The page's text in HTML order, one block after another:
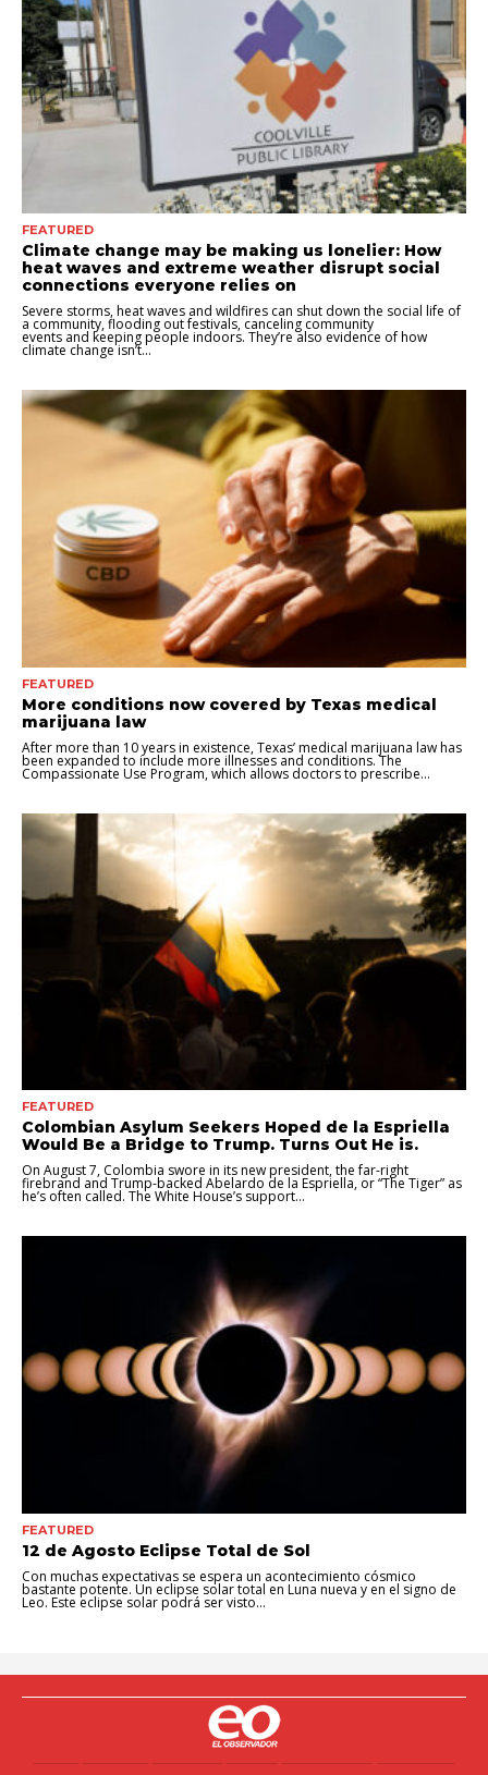
FEATURED
Climate change may be making us lonelier: How
heat waves and extreme weather disrupt social
connections everyone relies on
Severe storms, heat waves and wildfires can shut down the social life of
a community, flooding out festivals, canceling community
events and keeping people indoors. They’re also evidence of how
climate change isn’t...
FEATURED
More conditions now covered by Texas medical
marijuana law
After more than 10 years in existence, Texas’ medical marijuana law has
been expanded to include more illnesses and conditions. The
Compassionate Use Program, which allows doctors to prescribe...
FEATURED
Colombian Asylum Seekers Hoped de la Espriella
Would Be a Bridge to Trump. Turns Out He is.
On August 7, Colombia swore in its new president, the far-right
firebrand and Trump-backed Abelardo de la Espriella, or “The Tiger” as
he’s often called. The White House’s support...
FEATURED
12 de Agosto Eclipse Total de Sol
Con muchas expectativas se espera un acontecimiento cósmico
bastante potente. Un eclipse solar total en Luna nueva y en el signo de
Leo. Este eclipse solar podrá ser visto...